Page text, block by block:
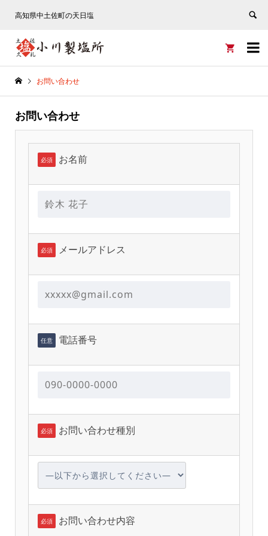
高知県中土佐町の天日塩


お問い合わせ
お問い合わせ
必須 お名前
必須 メールアドレス
任意 電話番号
必須 お問い合わせ種別
必須 お問い合わせ内容